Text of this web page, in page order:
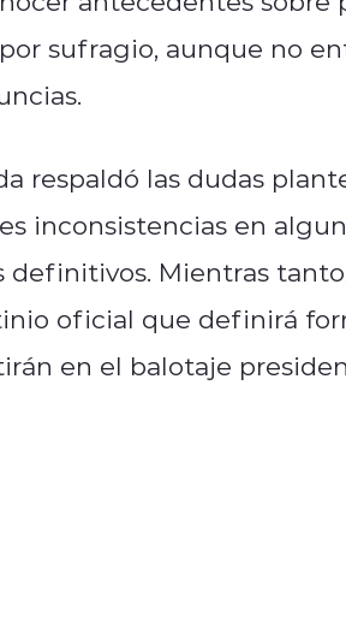
sufragio, aunque no
respaldó las dudas
inconsistencias en
definitivos. Mientras
oficial que definirá
en el balotaje